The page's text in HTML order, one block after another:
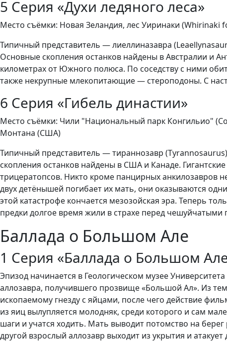
5 Серия «Духи ледяного леса»
Место съёмки: Новая Зеландия, лес Уиринаки
Типичный представитель — лиеллиназавра
Основные скопления останков найдены в Австралии и
километрах от Южного полюса. По соседству с ними
также некрупные млекопитающие — стероподоны. С
6 Серия «Гибель династии»
Место съёмки: Чили "Национальный парк Конгильио"
Монтана (США)
Типичный представитель — тираннозавр
скопления останков найдены в США и Канаде.
трицератопсов. Никто кроме панцирных анкилозавров
двух детёнышей погибает их мать, они оказываются
этой катастрофе кончается мезозойская эра. Теперь
предки долгое время жили в страхе перед
Баллада о Большом Але
1 Серия «Баллада о Большом
Эпизод начинается в Геологическом музее
аллозавра, получившего прозвище «Большой Ал». Из
ископаемому гнезду с яйцами, после чего действие
из яиц вылупляется молодняк, среди которого и сам
шаги и учатся ходить. Мать выводит потомство на
другой взрослый аллозавр выходит из укрытия и